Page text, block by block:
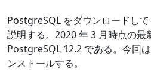
PostgreSQL をダウンロードし
説明する。2020 年 3 月時点の最
PostgreSQL 12.2 である。今回
ンストールする。